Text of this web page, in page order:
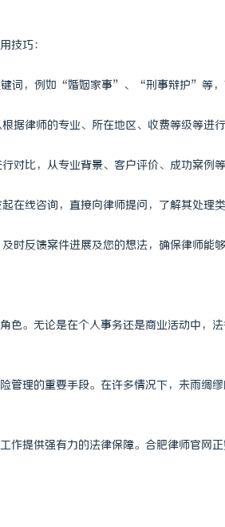
技巧：
词，例如“婚姻家事”、“刑事辩护”等，
据律师的专业、所在地区、收费等级等进
对比，从专业背景、客户评价、成功案例
在线咨询，直接向律师提问，了解其处理
时反馈案件进展及您的想法，确保律师能够
色。无论是在个人事务还是商业活动中，
管理的重要手段。在许多情况下，未雨绸
作提供强有力的法律保障。合肥律师官网